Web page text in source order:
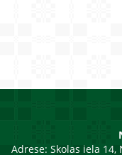
Adrese: Skolas iela 14,